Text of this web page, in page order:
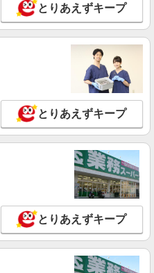
とりあえずキープ
とりあえずキープ
とりあえずキープ